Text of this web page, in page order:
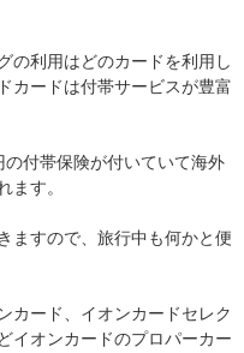
の利用はどのカードを利用し
カードは付帯サービスが豊富
付帯保険が付いていて海外
ます。
ますので、旅行中も何かと便
カード、イオンカードセレク
イオンカードのプロパーカー